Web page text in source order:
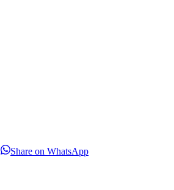
ShareShare on WhatsAppShare